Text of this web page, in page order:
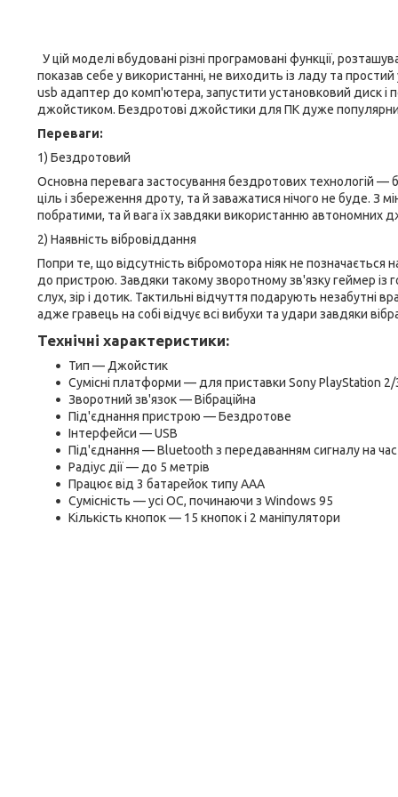
У цій моделі вбудовані різні програмовані функції,
показав себе у використанні, не виходить із ладу та
usb адаптер до комп'ютера, запустити установковий диск і
джойстиком. Бездротові джойстики для ПК дуже популярний
Переваги:
1) Бездротовий
Основна перевага застосування бездротових технологій
ціль і збереження дроту, та й заважатися нічого не буде. З
побратими, та й вага їх завдяки використанню автономних
2) Наявність вібровіддання
Попри те, що відсутність вібромотора ніяк не
до пристрою. Завдяки такому зворотному зв'язку геймер із
слух, зір і дотик. Тактильні відчуття подарують
адже гравець на собі відчує всі вибухи та удари завдяки
Технічні характеристики:
Тип — Джойстик
Сумісні платформи — для приставки Sony PlayStation 2/
Зворотний зв'язок — Вібраційна
Під'єднання пристрою — Бездротове
Інтерфейси — USB
Під'єднання — Bluetooth з передаванням сигналу на
Радіус дії — до 5 метрів
Працює від 3 батарейок типу ААА
Сумісність — усі ОС, починаючи з Windows 95
Кількість кнопок — 15 кнопок і 2 маніпулятори